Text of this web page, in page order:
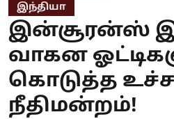
இந்தியா
இன்சூரன்ஸ்
வாகன
கொடுத்த உச்ச
நீதிமன்றம்!